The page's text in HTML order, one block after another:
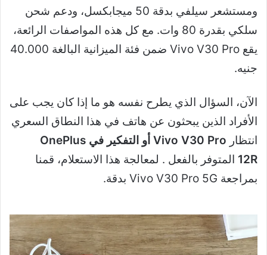
ومستشعر سيلفي بدقة 50 ميجابكسل، ودعم شحن
سلكي بقدرة 80 وات. مع كل هذه المواصفات الرائعة،
يقع Vivo V30 Pro ضمن فئة الميزانية البالغة 40.000
جنيه.
الآن، السؤال الذي يطرح نفسه هو ما إذا كان يجب على
الأفراد الذين يبحثون عن هاتف في هذا النطاق السعري
انتظار Vivo V30 Pro أو التفكير في
OnePlus
12R المتوفر بالفعل . لمعالجة هذا الاستعلام، قمنا
بمراجعة Vivo V30 Pro 5G بدقة.